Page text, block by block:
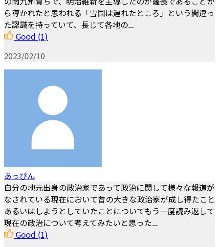
ら導かれたと思われる「雪国は遅れたところ」という間違っ
た認識を持っていて、長じて各地の...
Good (1)
2023/02/10
あっぴん
自分の地元出身の政治家であって政治に関して様々な報道が
なされている現在において昔の大きな政治家が成し得たこと
あるいはしようとしていたことについてもう一度読み返して
現在の政治について考えてみたいと思った...
Good (1)